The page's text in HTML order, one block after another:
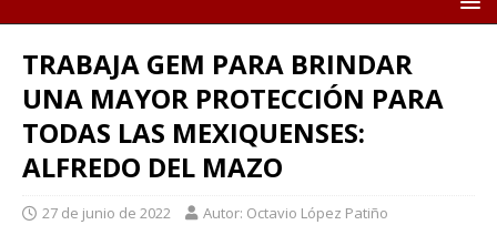
TRABAJA GEM PARA BRINDAR
UNA MAYOR PROTECCIÓN PARA
TODAS LAS MEXIQUENSES:
ALFREDO DEL MAZO
27 de junio de 2022 Autor: Octavio López Patiño